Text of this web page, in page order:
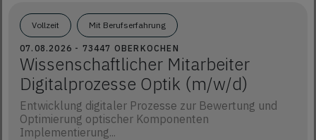
Vollzeit Mit Berufserfahrung
07.08.2026 - 73447 OBERKOCHEN
Wissenschaftlicher Mitarbeiter
Digitalprozesse Optik (m/w/d)
Entwicklung digitaler Prozesse zur Bewertung und
Optimierung optischer Komponenten
Implementierung...